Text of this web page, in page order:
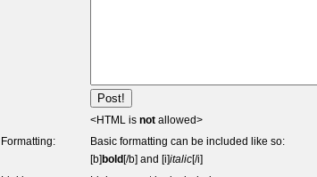
<HTML is not allowed>
Formatting:
Basic formatting can be included like so:
[b] bold [/b] and [i]italic[/i]